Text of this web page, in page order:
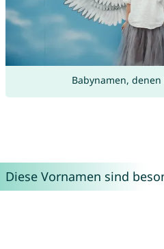
Babynamen,
Diese Vornamen sind